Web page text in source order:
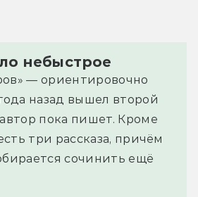
небыстрое
— ориентировочно
назад вышел второй
пока пишет. Кроме
три рассказа, причём
сочинить ещё